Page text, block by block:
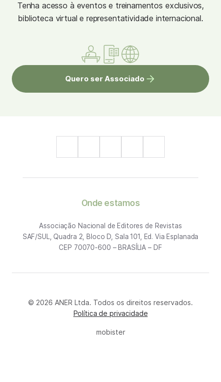
Tenha acesso à eventos e treinamentos exclusivos,
biblioteca virtual e representatividade internacional.
Quero ser Associado
Onde estamos
Associação Nacional de Editores de Revistas
SAF/SUL, Quadra 2, Bloco D, Sala 101, Ed. Via Esplanada
CEP 70070-600 – BRASÍLIA – DF
© 2026 ANER Ltda. Todos os direitos reservados.
Política de privacidade
mobister